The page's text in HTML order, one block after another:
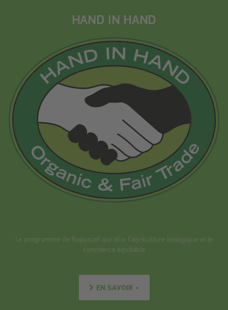
HAND IN HAND
Le programme de Rapunzel qui allie l’agriculture biologique et le
commerce équitable
EN SAVOIR +